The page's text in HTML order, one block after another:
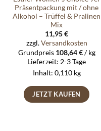
Präsentpackung mit / ohne
Alkohol – Trüffel & Pralinen
Mix
11,95€
zzgl.Versandkosten
Grundpreis 108,64€/kg
Lieferzeit: 2-3 Tage
Inhalt: 0,110 kg
JETZT KAUFEN